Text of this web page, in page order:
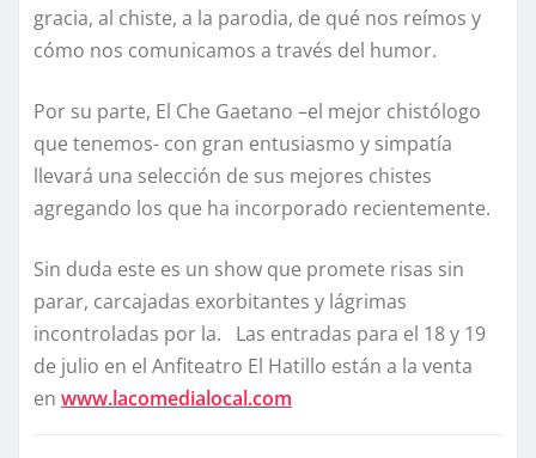
gracia, al chiste, a la parodia, de qué nos reímos y
cómo nos comunicamos a través del humor.
Por su parte, El Che Gaetano –el mejor chistólogo
que tenemos- con gran entusiasmo y simpatía
llevará una selección de sus mejores chistes
agregando los que ha incorporado recientemente.
Sin duda este es un show que promete risas sin
parar, carcajadas exorbitantes y lágrimas
incontroladas por la. Las entradas para el 18 y 19
de julio en el Anfiteatro El Hatillo están a la venta
en www.lacomedialocal.com